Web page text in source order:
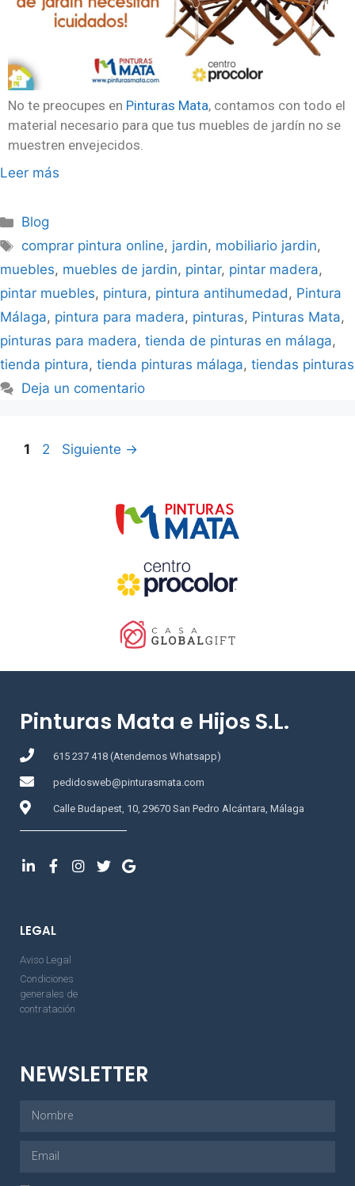
No te preocupes en Pinturas Mata, contamos con todo el
material necesario para que tus muebles de jardín no se
muestren envejecidos.
Leer más
Blog
comprar pintura online, jardin, mobiliario jardin,
muebles, muebles de jardin, pintar, pintar madera,
pintar muebles, pintura, pintura antihumedad, Pintura
Málaga, pintura para madera, pinturas, Pinturas Mata,
pinturas para madera, tienda de pinturas en málaga,
tienda pintura, tienda pinturas málaga, tiendas pinturas
Deja un comentario
1 2 Siguiente →
Pinturas Mata e Hijos S.L.
615 237 418 (Atendemos Whatsapp)
pedidosweb@pinturasmata.com
Calle Budapest, 10, 29670 San Pedro Alcántara, Málaga
LEGAL
Aviso Legal
Condiciones
generales de
contratación
NEWSLETTER